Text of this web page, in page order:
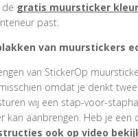
gratis muursticker
past.
van muurstickers
van StickerOp
omdat je denkt
wij een stap-voor-
kan aanbrengen. Heb je
ook op video